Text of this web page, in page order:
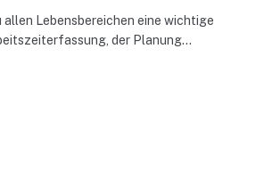
allen Lebensbereichen eine wichtige
der Planung…